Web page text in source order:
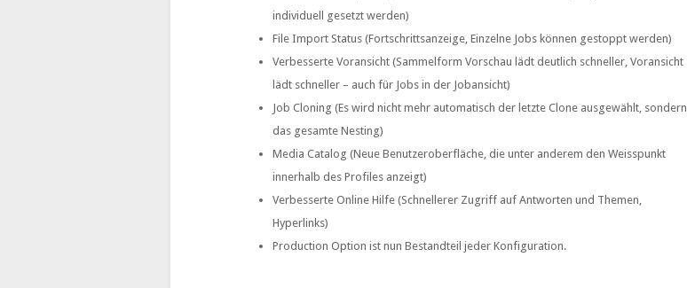
individuell gesetzt werden)
File Import Status (Fortschrittsanzeige, Einzelne Jobs können gestoppt werden)
Verbesserte Voransicht (Sammelform Vorschau lädt deutlich schneller, Voransicht
lädt schneller – auch für Jobs in der Jobansicht)
Job Cloning (Es wird nicht mehr automatisch der letzte Clone ausgewählt, sondern
das gesamte Nesting)
Media Catalog (Neue Benutzeroberfläche, die unter anderem den Weisspunkt
innerhalb des Profiles anzeigt)
Verbesserte Online Hilfe (Schnellerer Zugriff auf Antworten und Themen,
Hyperlinks)
Production Option ist nun Bestandteil jeder Konfiguration.